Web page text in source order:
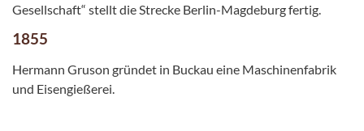
Gesellschaft“ stellt die Strecke Berlin-Magdeburg fertig.
1855
Hermann Gruson gründet in Buckau eine Maschinenfabrik
und Eisengießerei.